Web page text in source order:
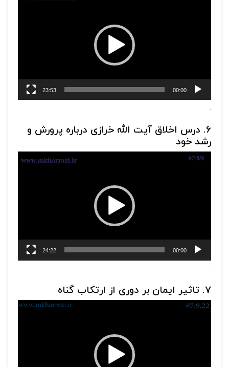
00:00
23:53
.
6. درس اخلاق آیت الله خرازی درباره پرورش و
رشد خود
نمایشگر
00:00
24:22
.
7. تاثیر ایمان بر دوری از ارتکاب گناه
نمایشگر